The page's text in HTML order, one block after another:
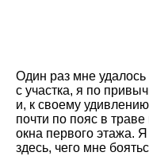
Один раз мне
с участка, я по
и, к своему
почти по пояс в
окна первого этажа.
здесь, чего мне